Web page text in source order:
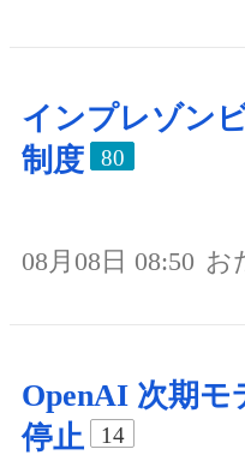
インプレゾン
制度
80
08月08日 08:50 お
OpenAI 次期モ
停止
14